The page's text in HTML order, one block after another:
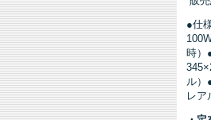
●仕
時）
ル）
レア